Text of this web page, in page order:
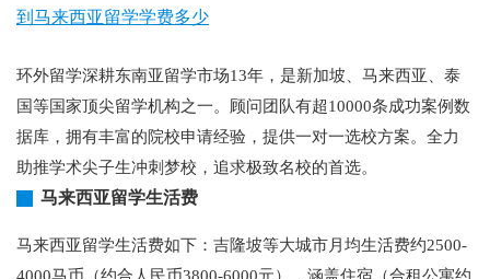
到马来西亚留学学费多少
环外留学深耕东南亚留学市场13年，是新加坡、马来西亚、泰
国等国家顶尖留学机构之一。顾问团队有超10000条成功案例数
据库，拥有丰富的院校申请经验，提供一对一选校方案。全力
助推学术尖子生冲刺梦校，追求极致名校的首选。
马来西亚留学生活费
马来西亚留学生活费如下：吉隆坡等大城市月均生活费约2500-